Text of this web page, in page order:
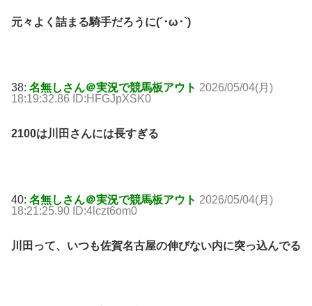
元々よく詰まる騎手だろうに(´･ω･`)
38: 名無しさん＠実況で競馬板アウト 2026/05/04(月)
18:19:32.86 ID:HFGJpXSK0
2100は川田さんには長すぎる
40: 名無しさん＠実況で競馬板アウト 2026/05/04(月)
18:21:25.90 ID:4lczt6om0
川田って、いつも佐賀名古屋の伸びない内に突っ込んでる